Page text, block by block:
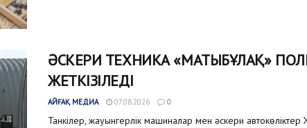
ӘСКЕРИ ТЕХНИКА «МАТЫБҰЛАҚ»
ЖЕТКІЗІЛЕДІ
АЙҒАҚ МЕДИА 07.08.2026 0
Танкілер, жауынгерлік машиналар мен әскери